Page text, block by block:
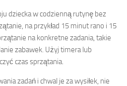
dziecka w codzienną rutynę bez
na przykład 15 minut rano i 15
na konkretne zadania, takie
zabawek. Użyj timera lub
czas sprzątania.
zadań i chwal je za wysiłek, nie